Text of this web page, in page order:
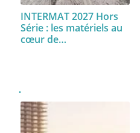
INTERMAT 2027 Hors
Série : les matériels au
cœur de…